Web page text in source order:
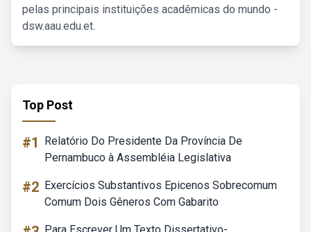
pelas principais instituições acadêmicas do mundo -
dsw.aau.edu.et.
Top Post
#1
Relatório Do Presidente Da Província De
Pernambuco à Assembléia Legislativa
#2 Exercícios Substantivos Epicenos Sobrecomum
Comum Dois Gêneros Com Gabarito